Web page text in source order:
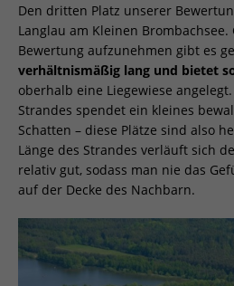
Den dritten Platz unserer
Langlau am Kleinen
Bewertung aufzunehmen gibt es
verhältnismäßig lang und bietet
oberhalb eine Liegewiese
Strandes spendet ein kleines
Schatten – diese Plätze sind also
Länge des Strandes verläuft sich
relativ gut, sodass man nie das
auf der Decke des Nachbarn.